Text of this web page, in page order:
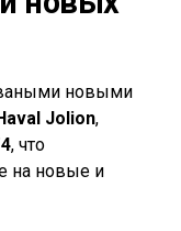
новыми
Jolion,
, что
на новые и